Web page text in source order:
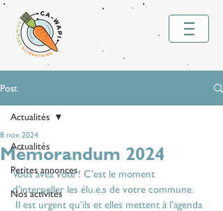
Post
Actualités
Petites annonces
Nos activités
Actualités
Mémorandum 2024
8 nov. 2024
Vous avez voté ! C’est le moment
d’interpeller les élu.e.s de votre commune.
Il est urgent qu’ils et elles mettent à l’agenda